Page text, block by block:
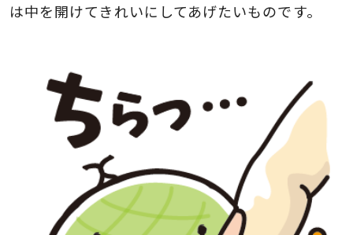
は中を開けてきれいにしてあげたいものです。